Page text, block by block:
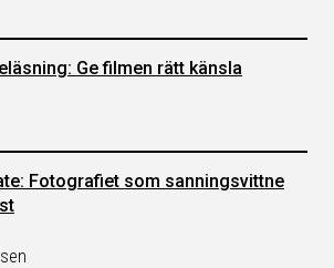
Ge filmen rätt känsla
Fotografiet som sanningsvittne